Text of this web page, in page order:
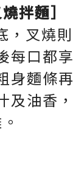
拌麵］
，叉燒則
每口都享
身麵條再
及油香，